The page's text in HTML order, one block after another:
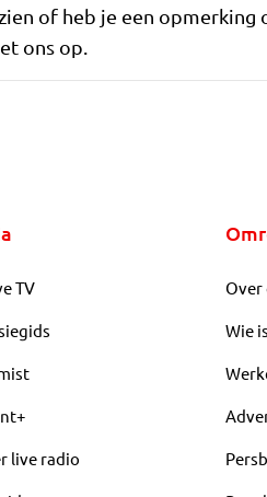
of heb je een opmerking
ons op.
TV
live radio
Over
Wie